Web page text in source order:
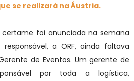
se realizará na Áustria.
foi anunciada na semana
a ORF, ainda faltava
de Eventos. Um gerente de
por toda a logística,